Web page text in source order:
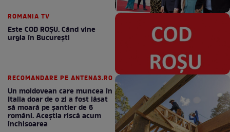
ROMANIA TV
Este COD ROŞU. Când vine
urgia în Bucureşti
RECOMANDARE PE ANTENA3.RO
Un moldovean care muncea în
Italia doar de o zi a fost lăsat
să moară pe şantier de 6
români. Aceștia riscă acum
închisoarea